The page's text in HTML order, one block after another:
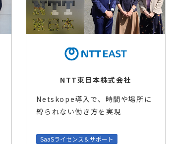
NTT東日本株式会社
Netskope導入で、時間や場所に
縛られない働き方を実現
SaaSライセンス＆サポート